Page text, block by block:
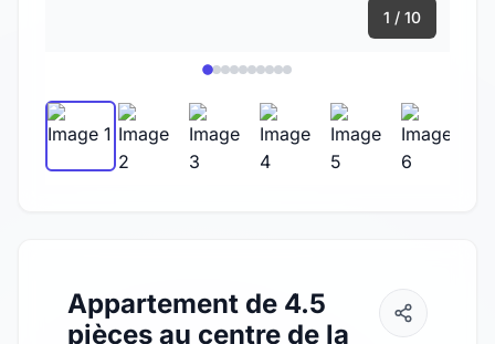
1 / 10
Appartement de 4.5
pièces au centre de la